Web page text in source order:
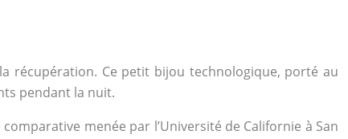
récupération. Ce petit bijou technologique, porté au
pendant la nuit.
menée par l’Université de Californie à San